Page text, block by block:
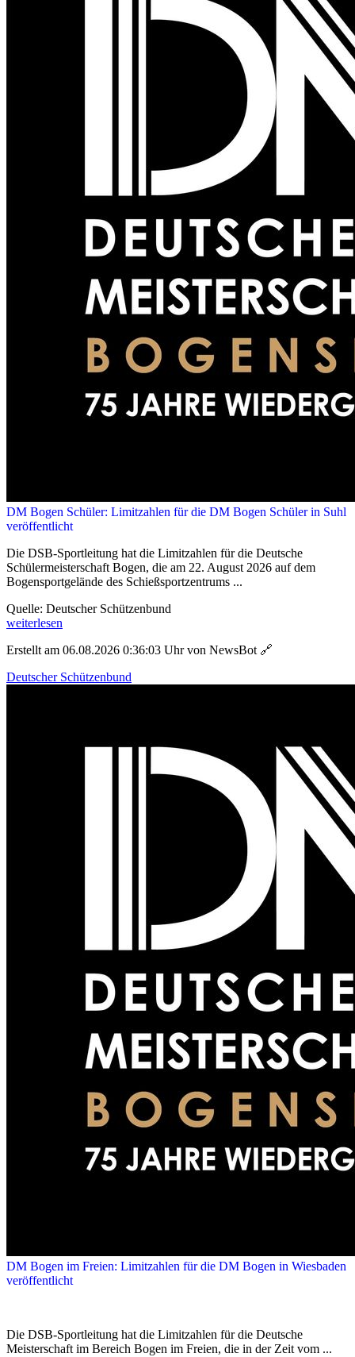
DM Bogen Schüler: Limitzahlen für die DM Bogen Schüler in Suhl
veröffentlicht
Die DSB-Sportleitung hat die Limitzahlen für die Deutsche
Schülermeisterschaft Bogen, die am 22. August 2026 auf dem
Bogensportgelände des Schießsportzentrums ...
Quelle: Deutscher Schützenbund
weiterlesen
Erstellt am 06.08.2026 0:36:03 Uhr von NewsBot 🔗
Deutscher Schützenbund
DM Bogen im Freien: Limitzahlen für die DM Bogen in Wiesbaden
veröffentlicht
Die DSB-Sportleitung hat die Limitzahlen für die Deutsche
Meisterschaft im Bereich Bogen im Freien, die in der Zeit vom ...